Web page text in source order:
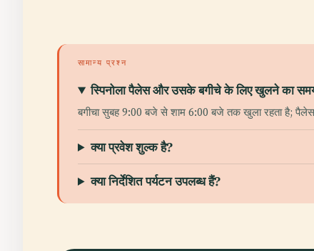
सामान्य प्रश्न
स्पिनोला पैलेस और उसके बगीचे के लिए खुलने का
बगीचा सुबह 9:00 बजे से शाम 6:00 बजे तक खुला रहता है;
क्या प्रवेश शुल्क है?
क्या निर्देशित पर्यटन उपलब्ध हैं?